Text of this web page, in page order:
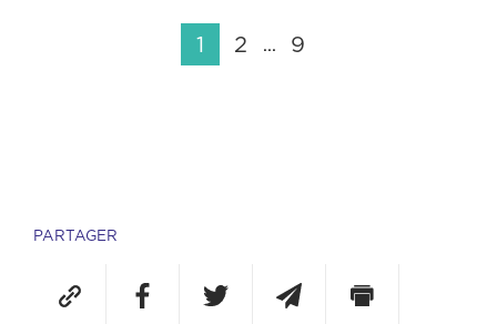
1 2 ... 9
PARTAGER